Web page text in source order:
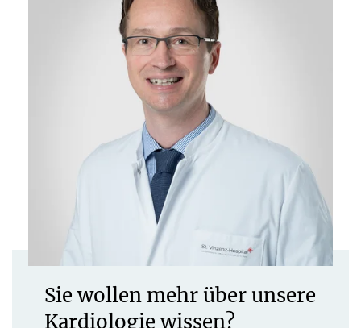
Sie wollen mehr über unsere
Kardiologie wissen?